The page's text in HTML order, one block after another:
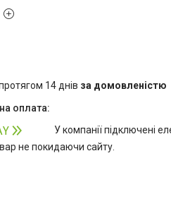
14 днів за домовленістю
У компанії підключені
не покидаючи сайту.